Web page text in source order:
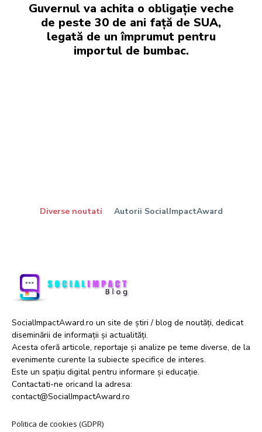
Guvernul va achita o obligație veche
de peste 30 de ani față de SUA,
legată de un împrumut pentru
importul de bumbac.
Diverse noutati Autorii SocialImpactAward
SocialImpactAward.ro un site de știri / blog de noutăți, dedicat
diseminării de informații și actualități.
Acesta oferă articole, reportaje și analize pe teme diverse, de la
evenimente curente la subiecte specifice de interes.
Este un spațiu digital pentru informare și educație.
Contactati-ne oricand la adresa:
contact@SocialImpactAward.ro
Politica de cookies (GDPR)